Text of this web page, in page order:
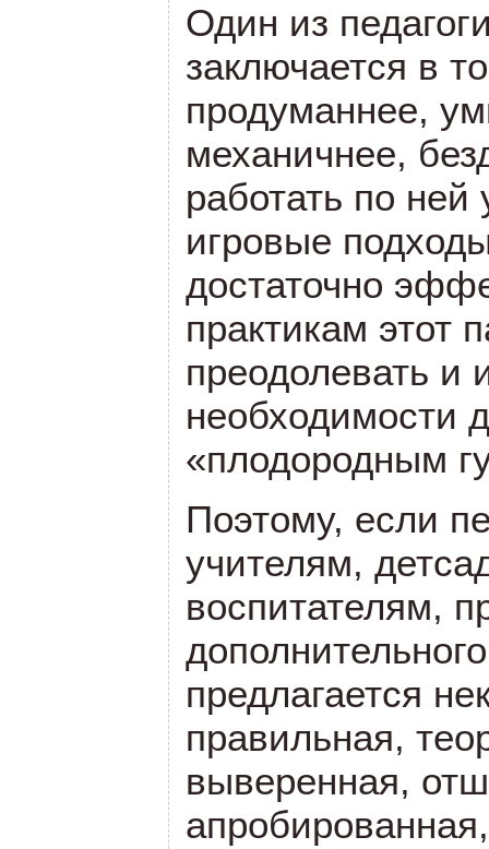
Один из
заключается в
продуманнее,
механичнее,
работать по
игровые
достаточно
практикам этот
преодолевать и
необходимости
«плодородным
Поэтому, если
учителям,
воспитателям,
предлагается
правильная,
выверенная,